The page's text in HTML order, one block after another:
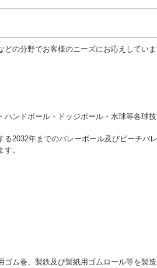
の分野でお客様のニーズにお応えしていま
ンドボール・ドッジボール・水球等各球
2032年までのバレーボール及びビーチバ
。
ム巻、製鉄及び製紙用ゴムロール等を製造